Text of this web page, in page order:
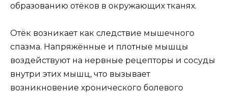
образованию отёков в окружающих тканях.
Отёк возникает как следствие мышечного
спазма. Напряжённые и плотные мышцы
воздействуют на нервные рецепторы и сосуды
внутри этих мышц, что вызывает
возникновение хронического болевого